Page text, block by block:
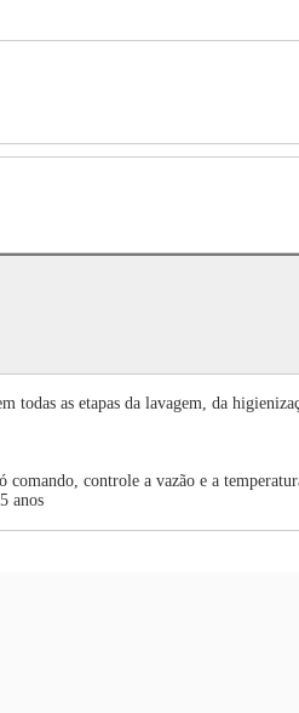
as etapas da lavagem, da
controle a vazão e a
anos